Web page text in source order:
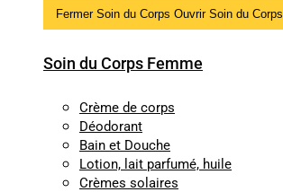
Fermer Soin du Corps Ouvrir Soin du Corps
Soin du Corps Femme
Crème de corps
Déodorant
Bain et Douche
Lotion, lait parfumé, huile
Crèmes solaires